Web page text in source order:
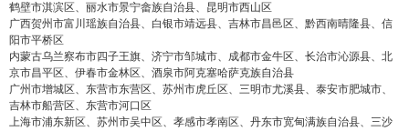
鹤壁市淇滨区、丽水市景宁畲族自治县、昆明市西山区
广西贺州市富川瑶族自治县、白银市靖远县、吉林市昌邑区、黔西南晴隆县、信
阳市平桥区
内蒙古乌兰察布市四子王旗、济宁市邹城市、成都市金牛区、长治市沁源县、北
京市昌平区、伊春市金林区、酒泉市阿克塞哈萨克族自治县
广州市增城区、东营市东营区、苏州市虎丘区、三明市尤溪县、泰安市肥城市、
吉林市船营区、东营市河口区
上海市浦东新区、苏州市吴中区、孝感市孝南区、丹东市宽甸满族自治县、三沙